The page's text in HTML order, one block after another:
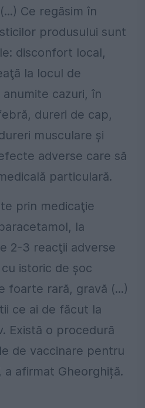
Ce regăsim în
produsului sunt
disconfort local,
la locul de
cazuri, în
dureri de cap,
musculare şi
adverse care să
particulară.
prin medicaţie
la
2-3 reacţii adverse
istoric de şoc
foarte rară, gravă (...)
ce ai de făcut la
Există o procedură
de vaccinare pentru
a afirmat Gheorghiță.